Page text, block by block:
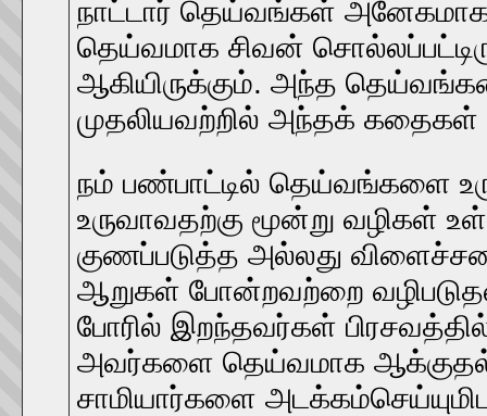
நாட்டார் தெய்வங்கள்
தெய்வமாக சிவன்
ஆகியிருக்கும். அந்த
முதலியவற்றில் அந்தக் கதைகள்
நம் பண்பாட்டில் தெய்வங்களை
உருவாவதற்கு மூன்று வழிகள்
குணப்படுத்த அல்லது
ஆறுகள் போன்றவற்றை
போரில் இறந்தவர்கள்
அவர்களை தெய்வமாக ஆக்குதல்.
சாமியார்களை